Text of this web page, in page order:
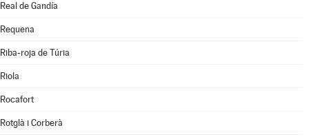
Real de Gandía
Requena
Riba-roja de Túria
Riola
Rocafort
Rotglà i Corberà